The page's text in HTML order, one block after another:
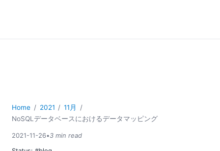
Home 2021
11月
NoSQLデータベースにおけるデータマッピング
2021-11-26•3 min read